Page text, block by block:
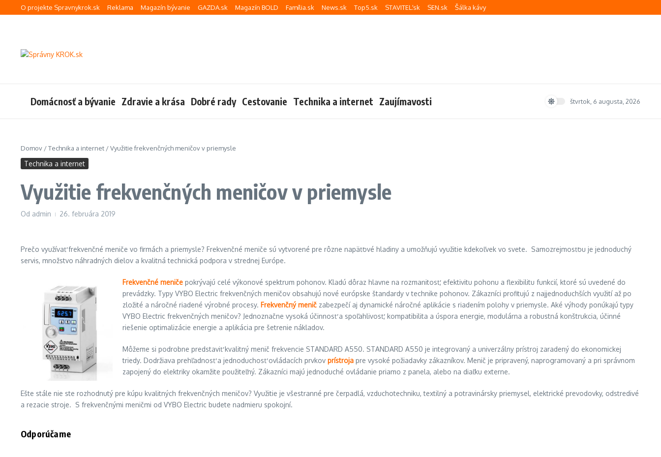
Preskočiť na obsah
O projekte Spravnykrok.sk Reklama Magazín bývanie GAZDA.sk Magazín BOLD Família.sk News.sk Top5.sk STAVITEĽ.sk SEN.sk Šálka kávy
Domácnosť a bývanie Zdravie a krása Dobré rady Cestovanie Technika a internet Zaujímavosti štvrtok, 6 augusta, 2026
Domov /Technika a internet /Využitie frekvenčných meničov v priemysle
Technika a internet
Využitie frekvenčných meničov v priemysle
Od admin 26. februára 2019
Prečo využívať frekvenčné meniče vo firmách a priemysle? Frekvenčné meniče sú vytvorené pre rôzne napäťové hladiny a umožňujú využitie kdekoľvek vo svete. Samozrejmosťou je jednoduchý
servis, množstvo náhradných dielov a kvalitná technická podpora v strednej Európe.
Frekvenčné meniče pokrývajú celé výkonové spektrum pohonov. Kladú dôraz hlavne na rozmanitosť, efektivitu pohonu a flexibilitu funkcií, ktoré sú uvedené do
prevádzky. Typy VYBO Electric frekvenčných meničov obsahujú nové európske štandardy v technike pohonov. Zákazníci profitujú z najjednoduchších využití až po
zložité a náročné riadené výrobné procesy. Frekvenčný menič zabezpečí aj dynamické náročné aplikácie s riadením polohy v priemysle. Aké výhody ponúkajú typy
VYBO Electric frekvenčných meničov? Jednoznačne vysoká účinnosť a spoľahlivosť, kompatibilita a úspora energie, modulárna a robustná konštrukcia, účinné
riešenie optimalizácie energie a aplikácia pre šetrenie nákladov.
Môžeme si podrobne predstaviť kvalitný menič frekvencie STANDARD A550. STANDARD A550 je integrovaný a univerzálny prístroj zaradený do ekonomickej
triedy. Dodržiava prehľadnosť a jednoduchosť ovládacích prvkov prístroja pre vysoké požiadavky zákazníkov. Menič je pripravený, naprogramovaný a pri správnom
zapojený do elektriky okamžite použiteľný. Zákazníci majú jednoduché ovládanie priamo z panela, alebo na diaľku externe.
Ešte stále nie ste rozhodnutý pre kúpu kvalitných frekvenčných meničov? Využitie je všestranné pre čerpadlá, vzduchotechniku, textilný a potravinársky priemysel, elektrické prevodovky, odstredivé
a rezacie stroje. S frekvenčnými meničmi od VYBO Electric budete nadmieru spokojní.
Odporúčame